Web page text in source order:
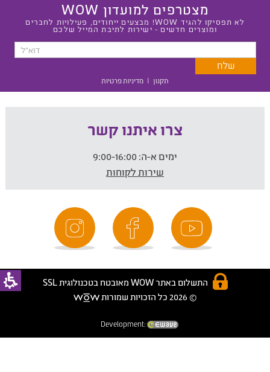
מצטרפים למועדון WOW
לא תפסיקו להגיד WOW! מבצעים ייחודים, פעילויות לחברים
ומוצרים חדשים - ישירות לתיבת המייל שלכם
תקנון | מדיניות פרטיות
צרו איתנו קשר
ימים א-ה:
שירות לקוחות
התשלום באתר WOW מאובטח בטכנולוגית SSL
© 2026 כל הזכויות שמורות
Development: